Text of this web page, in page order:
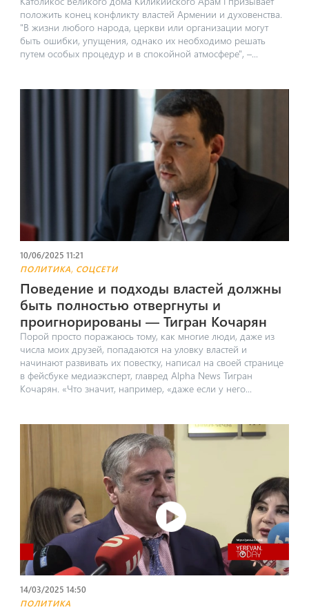
положить конец конфликту властей Армении и духовенства.
"В жизни любого народа, церкви или организации могут
быть ошибки, упущения, однако их необходимо решать
путем особых процедур и в спокойной атмосфере", –...
10/06/2025 11:21
ПОЛИТИКА, СОЦСЕТИ
Поведение и подходы властей должны
быть полностью отвергнуты и
проигнорированы — Тигран Кочарян
Порой просто поражаюсь тому, как многие люди, даже из
числа моих друзей, попадаются на уловку властей и
начинают развивать их повестку, написал на своей странице
в фейсбуке медиаэксперт, главред Alpha News Тигран
Кочарян. «Что значит, например, «даже если у него...
14/03/2025 14:50
ПОЛИТИКА